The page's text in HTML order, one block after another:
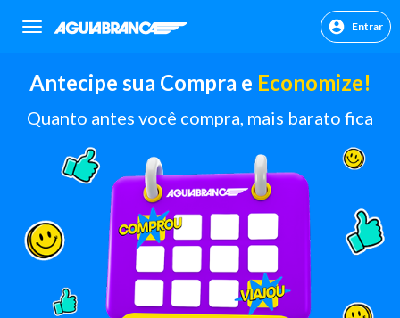
sr.header.toggle.navigation Entrar
Antecipe sua Compra e Economize!
Quanto antes você compra, mais barato fica